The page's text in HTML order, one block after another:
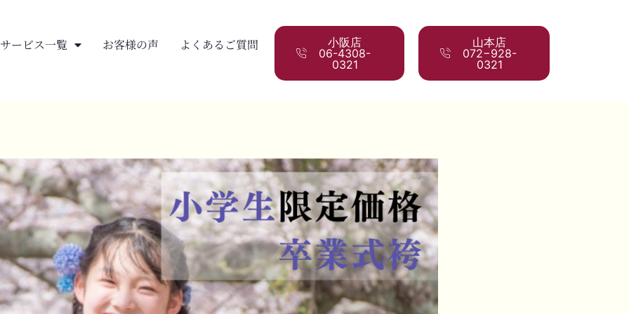
サービス一覧 お客様の声 よくあるご質問
小阪店
06-4308-
0321
山本店
072−928-
0321